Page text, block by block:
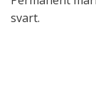
svart.